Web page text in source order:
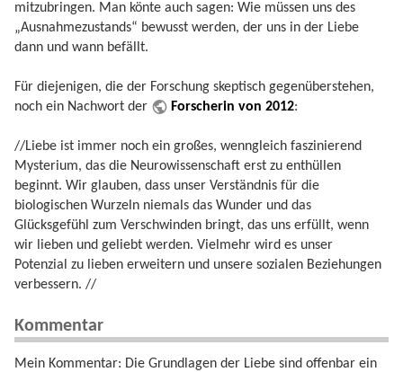
mitzubringen. Man könte auch sagen: Wie müssen uns des
„Ausnahmezustands“ bewusst werden, der uns in der Liebe
dann und wann befällt.
Für diejenigen, die der Forschung skeptisch gegenüberstehen,
noch ein Nachwort der
Forscherin von 2012:
//Liebe ist immer noch ein großes, wenngleich faszinierend
Mysterium, das die Neurowissenschaft erst zu enthüllen
beginnt. Wir glauben, dass unser Verständnis für die
biologischen Wurzeln niemals das Wunder und das
Glücksgefühl zum Verschwinden bringt, das uns erfüllt, wenn
wir lieben und geliebt werden. Vielmehr wird es unser
Potenzial zu lieben erweitern und unsere sozialen Beziehungen
verbessern. //
Kommentar
Mein Kommentar: Die Grundlagen der Liebe sind offenbar ein